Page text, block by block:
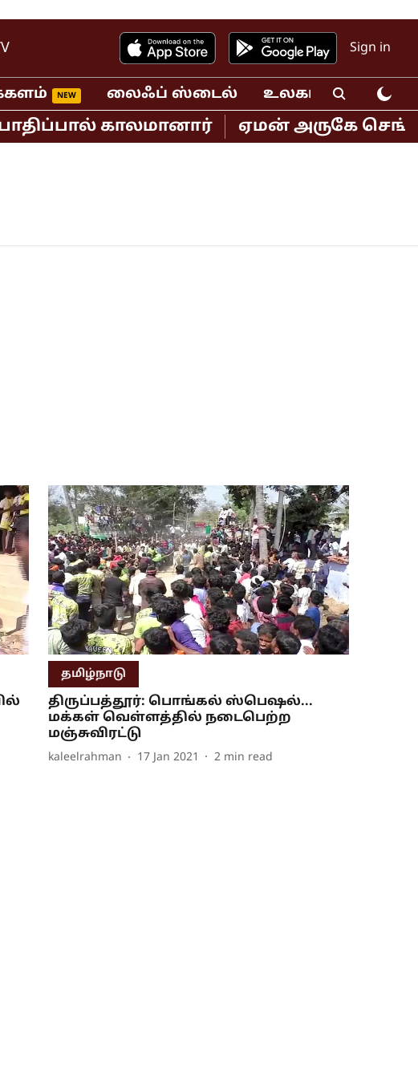
Sign in
லைஃப் ஸ்டைல் உலகம்
காலமானார் ஏமன் அருகே
தமிழ்நாடு
திருப்பத்தூர்: பொங்கல் ஸ்பெஷல்...
மக்கள் வெள்ளத்தில் நடைபெற்ற
மஞ்சுவிரட்டு
kaleelrahman 17 Jan 2021 2 min read